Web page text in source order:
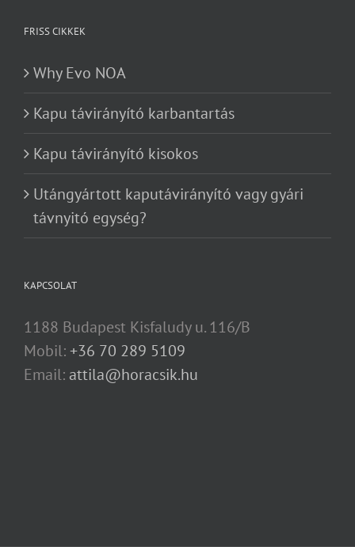
FRISS CIKKEK
Why Evo NOA
Kapu távirányító karbantartás
Kapu távirányító kisokos
Utángyártott kaputávirányító vagy gyári
távnyitó egység?
KAPCSOLAT
1188 Budapest Kisfaludy u. 116/B
Mobil:+36 70 289 5109
Email: attila@horacsik.hu